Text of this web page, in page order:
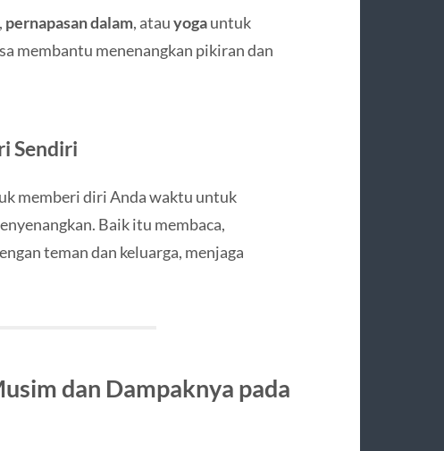
, pernapasan dalam, atauyogauntuk
membantu menenangkan pikiran dan
Sendiri
memberi diri Anda waktu untuk
Baik itu membaca,
teman dan keluarga, menjaga
dan Dampaknya pada